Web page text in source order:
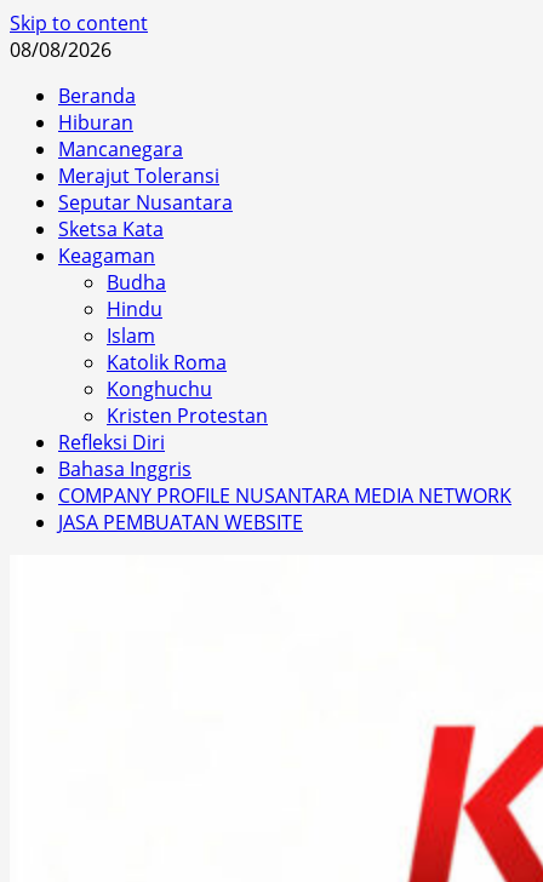
Skip to content
08/08/2026
Beranda
Hiburan
Mancanegara
Merajut Toleransi
Seputar Nusantara
Sketsa Kata
Keagaman
Budha
Hindu
Islam
Katolik Roma
Konghuchu
Kristen Protestan
Refleksi Diri
Bahasa Inggris
COMPANY PROFILE NUSANTARA MEDIA NETWORK
JASA PEMBUATAN WEBSITE